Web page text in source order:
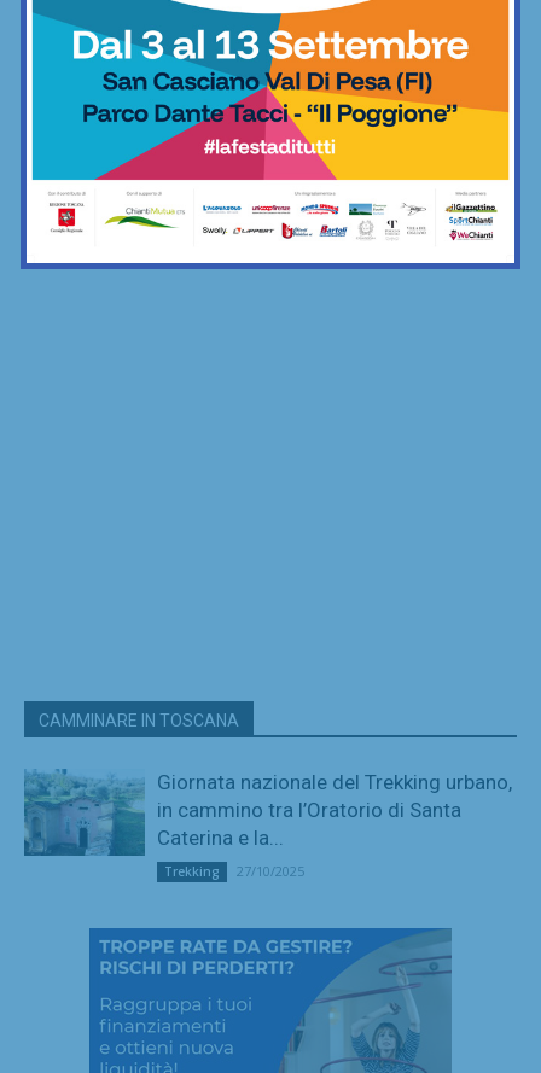
CAMMINARE IN TOSCANA
Giornata nazionale del Trekking urbano,
in cammino tra l’Oratorio di Santa
Caterina e la...
Trekking 27/10/2025